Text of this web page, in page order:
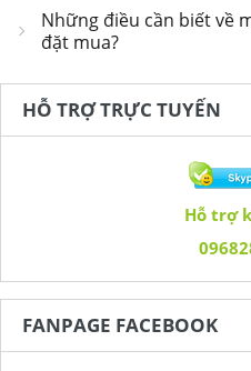
Những điều cần biết về
đặt mua?
HỖ TRỢ TRỰC TUYẾN
Hỗ trợ
FANPAGE FACEBOOK